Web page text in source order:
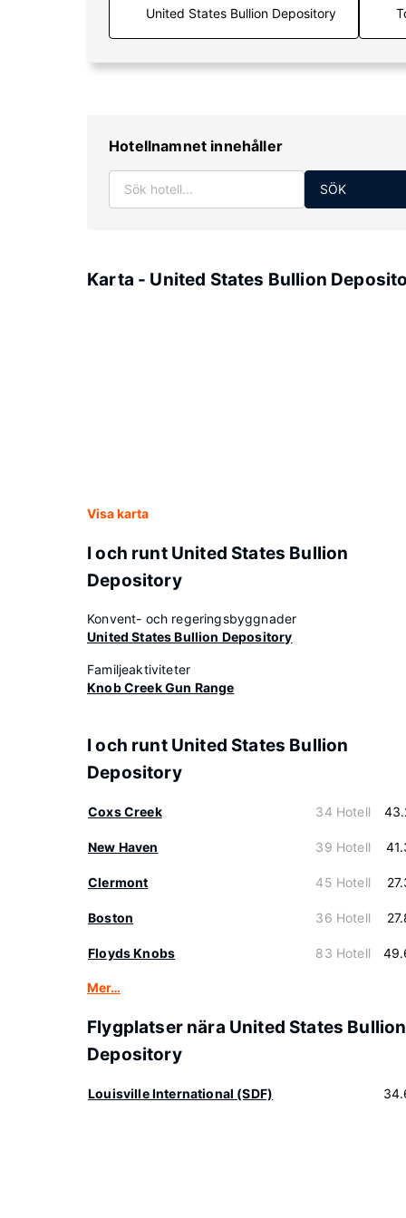
Hotellnamnet innehåller
SÖK
Karta - United States Bullion
Visa karta
I och runt United States Bullion
Depository
Konvent- och regeringsbyggnader
United States Bullion Depository
Familjeaktiviteter
Knob Creek Gun Range
I och runt United States Bullion
Depository
Coxs Creek 34 Hotell
New Haven 39 Hotell
Clermont 45 Hotell
Boston 36 Hotell
Floyds Knobs 83 Hotell
Mer…
Flygplatser nära United States Bullion
Depository
Louisville International (SDF)